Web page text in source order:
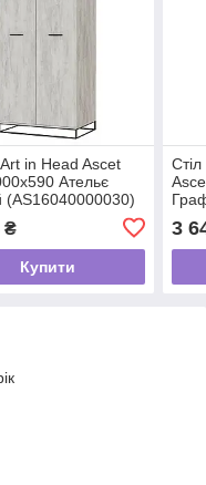
in Head Asсet
Ательє
(AS16040000030)
₴
Купити
3